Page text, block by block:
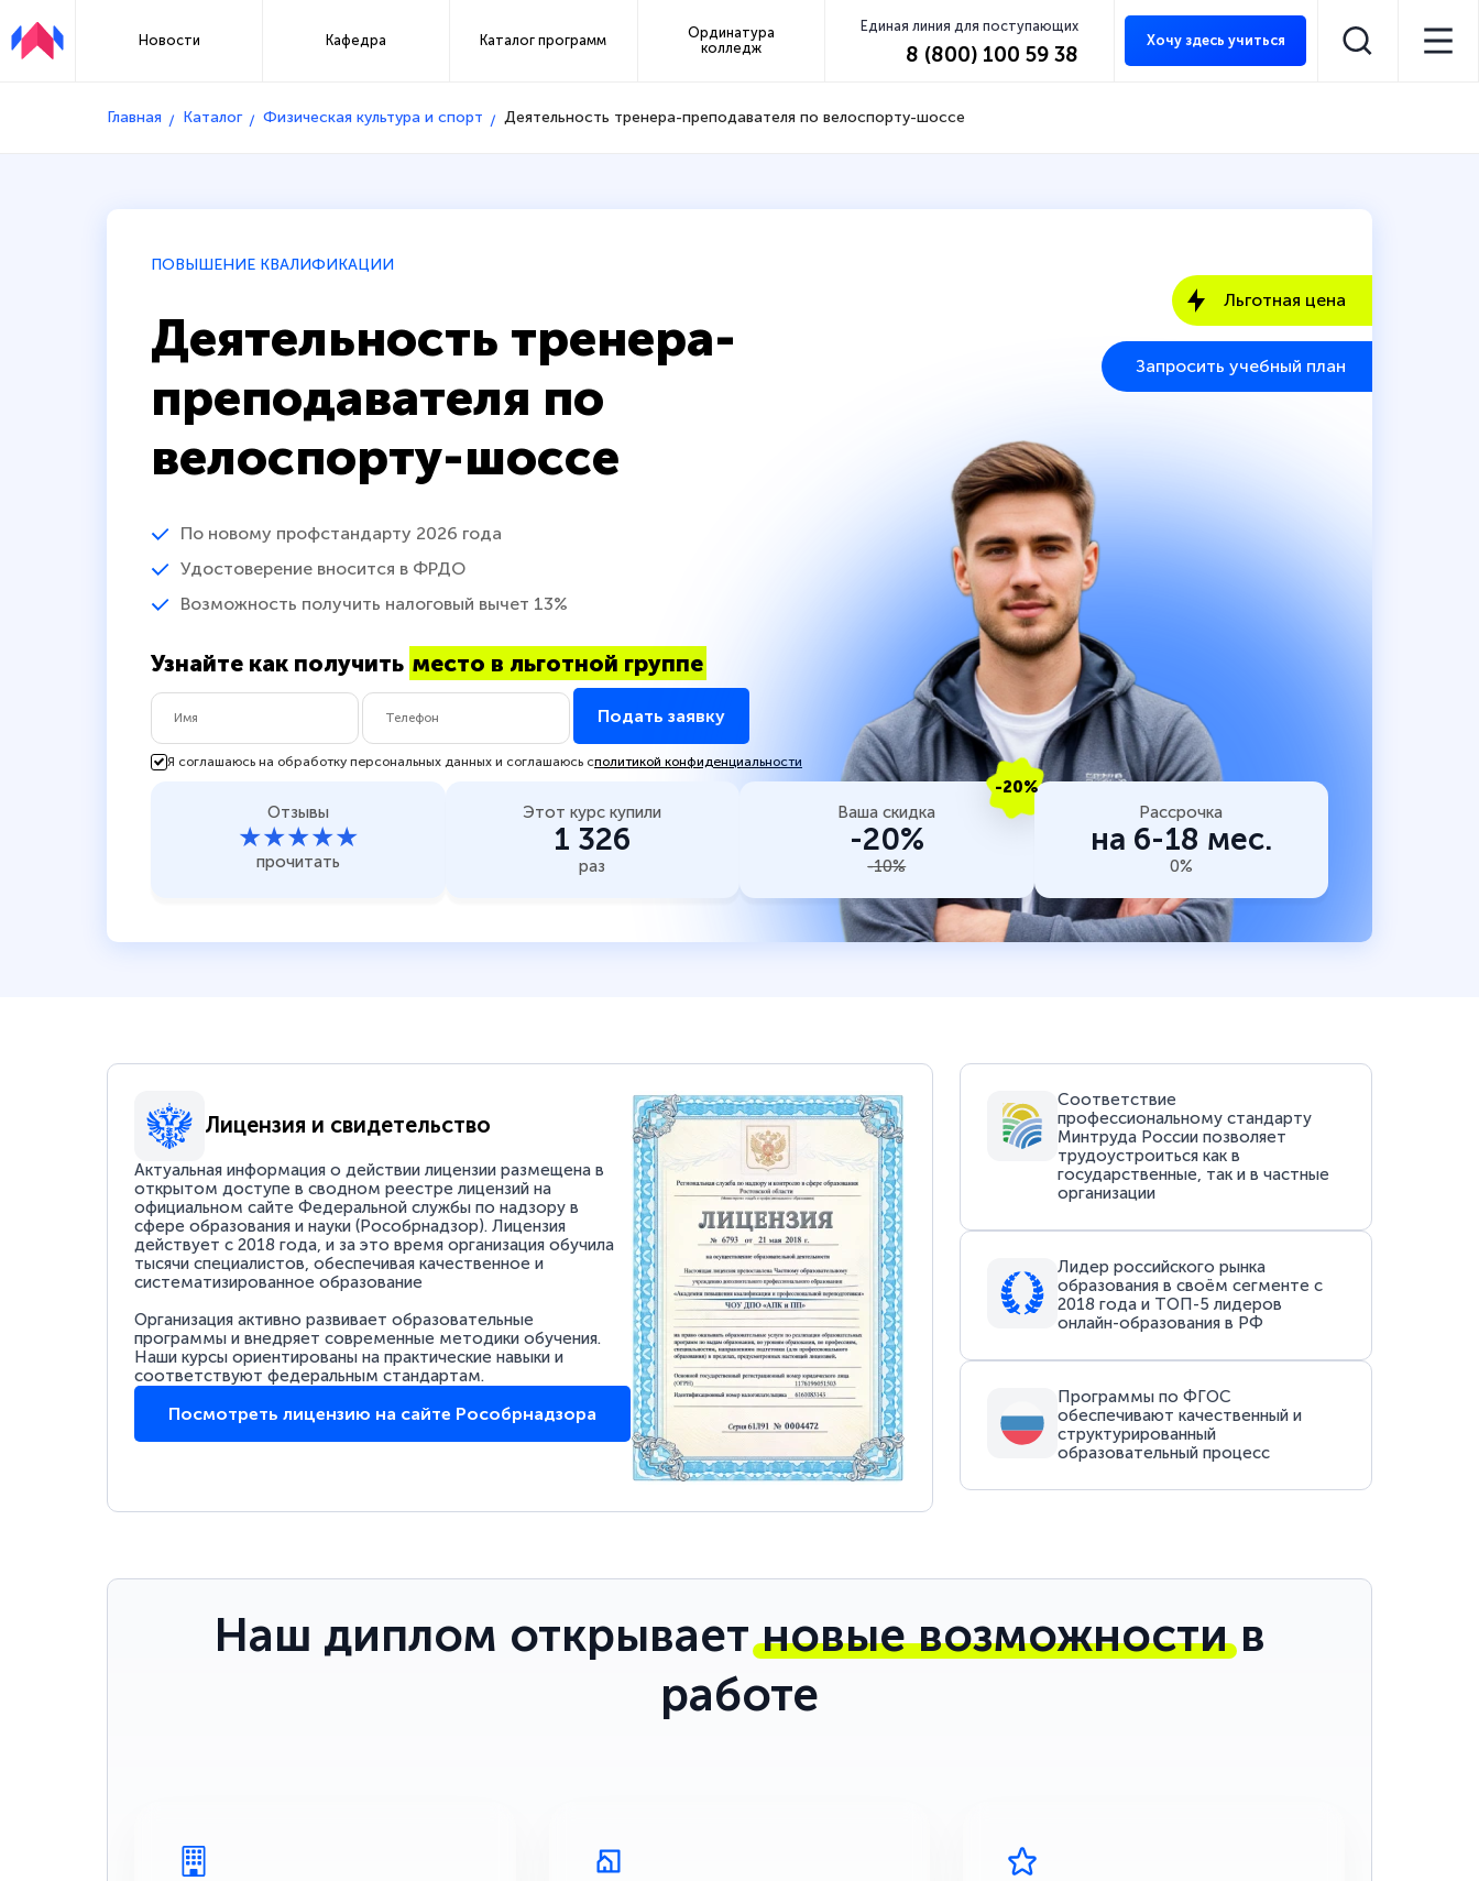
Новости Кафедра Каталог программ
Ординатура
колледж
Единая линия для поступающих
8 (800) 100 59 38
Хочу здесь учиться
Главная Каталог Физическая культура и спорт Деятельность тренера-преподавателя по велоспорту-шоссе
ПОВЫШЕНИЕ КВАЛИФИКАЦИИ
Деятельность тренера-
преподавателя по
велоспорту-шоссе
По новому профстандарту 2026 года
Удостоверение вносится в ФРДО
Возможность получить налоговый вычет 13%
Узнайте как получить место в льготной группе
Подать заявку
Я соглашаюсь на обработку персональных данных и соглашаюсь сполитикой конфиденциальности
Льготная цена
Запросить учебный план
Отзывы
★★★★★
прочитать
Этот курс купили
1 326
раз
-20%
Ваша скидка
-20%
-10%
Рассрочка
на 6-18 мес.
0%
Лицензия и свидетельство
Актуальная информация о действии лицензии размещена в
открытом доступе в сводном реестре лицензий на
официальном сайте Федеральной службы по надзору в
сфере образования и науки (Рособрнадзор). Лицензия
действует с 2018 года, и за это время организация обучила
тысячи специалистов, обеспечивая качественное и
систематизированное образование
Организация активно развивает образовательные
программы и внедряет современные методики обучения.
Наши курсы ориентированы на практические навыки и
соответствуют федеральным стандартам.
Посмотреть лицензию на сайте Рособрнадзора
Соответствие
профессиональному стандарту
Минтруда России позволяет
трудоустроиться как в
государственные, так и в частные
организации
Лидер российского рынка
образования в своём сегменте с
2018 года и ТОП-5 лидеров
онлайн-образования в РФ
Программы по ФГОС
обеспечивают качественный и
структурированный
образовательный процесс
Наш диплом открываетновые возможностив
работе